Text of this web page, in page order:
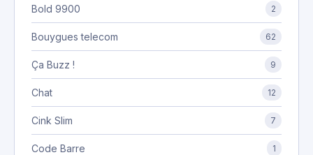
Bold 9900 2
Bouygues telecom 62
Ça Buzz ! 9
Chat 12
Cink Slim 7
Code Barre 1